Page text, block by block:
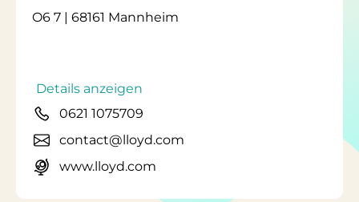
O6 7 | 68161 Mannheim
Details anzeigen
0621 1075709
contact@lloyd.com
www.lloyd.com